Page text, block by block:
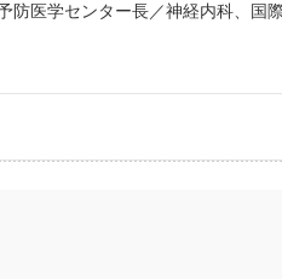
防医学センター長／神経内科、国